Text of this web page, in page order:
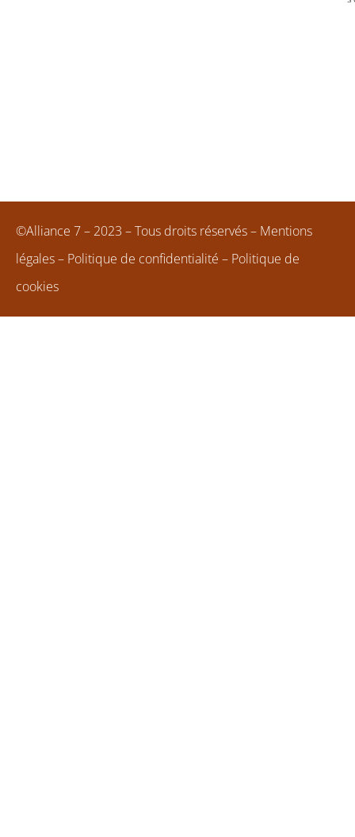
©Alliance 7 – 2023 – Tous droits réservés – Mentions
légales– Politique de confidentialité – Politique de
cookies